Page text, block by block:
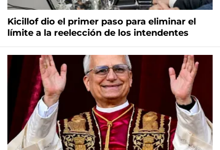
Kicillof dio el primer paso para eliminar el
límite a la reelección de los intendentes